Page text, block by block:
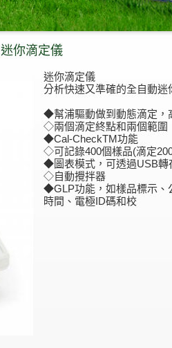
迷你滴定儀
迷你滴定儀
分析快速又準確的全自動迷
◆幫浦驅動做到動態滴定，
◇兩個滴定終點和兩個範圍
◆Cal-CheckTM功能
◇可記錄400個樣品(滴定
◆圖表模式，可透過USB轉
◇自動攪拌器
◆GLP功能，如樣品標示、
時間、電極ID碼和校